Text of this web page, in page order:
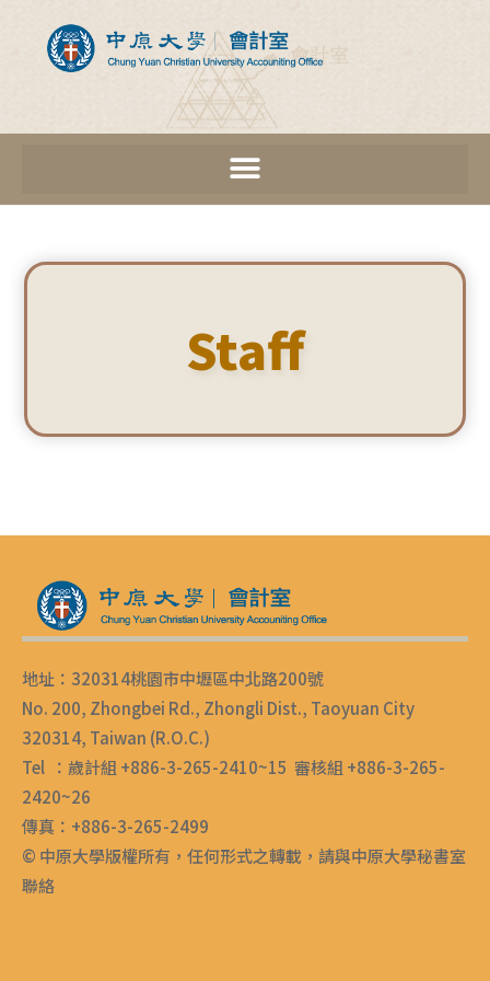
Staff
地址：320314桃園市中壢區中北路200號
No. 200, Zhongbei Rd., Zhongli Dist., Taoyuan City
320314, Taiwan (R.O.C.)
Tel ：歲計組 +886-3-265-2410~15 審核組 +886-3-265-
2420~26
傳真：+886-3-265-2499
© 中原大學版權所有，任何形式之轉載，請與中原大學秘書室
聯絡